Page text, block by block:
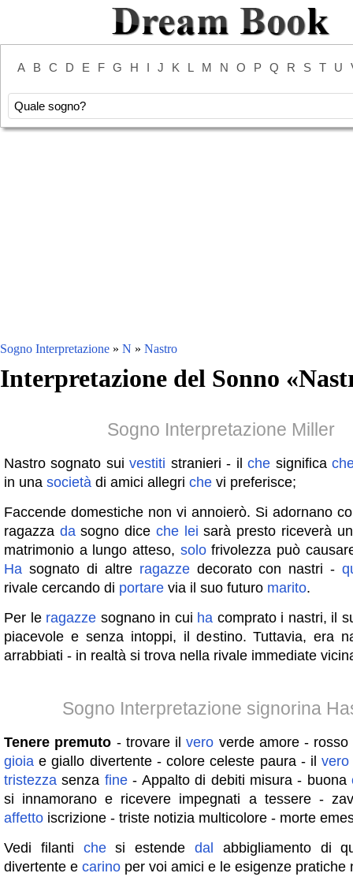
A B C D E F G H I J K L M N O P Q R S T U
Sogno Interpretazione » N » Nastro
Interpretazione del Sonno «
Sogno Interpretazione Miller
Nastro sognato suivestiti stranieri - ilche significa
in una società di amici allegri che vi preferisce;
Faccende domestiche non vi annoierò. Si adornano
ragazza dasogno dice che lei sarà presto riceverà
matrimonio a lungo atteso, solofrivolezza può
Ha sognato di altre ragazzedecorato con nastri -
rivale cercando di portare via il suo futuro marito.
Per le ragazze sognano in cui ha comprato i nastri, il
piacevole e senza intoppi, il destino. Tuttavia, era
arrabbiati - in realtà si trova nella rivale immediate
Sogno Interpretazione signorina
Tenere premuto - trovare ilvero verde amore - rosso
gioia e giallo divertente - colore celeste paura - ilvero
tristezza senza fine- Appalto di debiti misura - buona
si innamorano e ricevere impegnati a tessere -
affetto iscrizione - triste notizia multicolore - morte
Vedi filanti chesi estendedal
abbigliamento di
divertente e carino per voi amici e le esigenze pratiche